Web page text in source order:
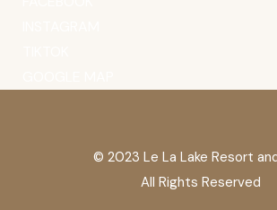
© 2023 Le La Lake Resort
All Rights Reserved